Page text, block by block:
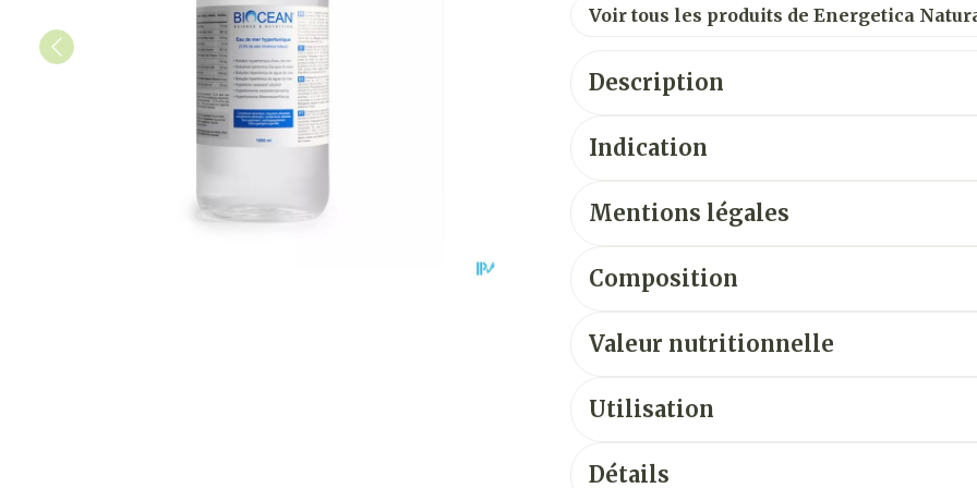
Voir tous les produits de Energetica
Description
Indication
Mentions légales
Composition
Valeur nutritionnelle
Utilisation
Détails